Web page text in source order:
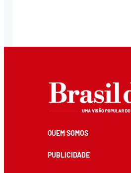
QUEM SOMOS
PUBLICIDADE